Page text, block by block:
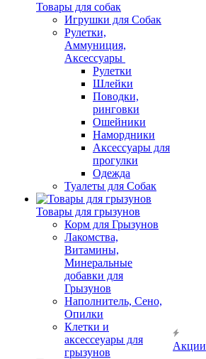
Товары для собак
Игрушки для Собак
Рулетки,
Аммуниция,
Аксессуары
Рулетки
Шлейки
Поводки,
ринговки
Ошейники
Намордники
Аксессуары для
прогулки
Одежда
Туалеты для Собак
Товары для грызунов
Корм для Грызунов
Лакомства,
Витамины,
Минеральные
добавки для
Грызунов
Наполнитель, Сено,
Опилки
Клетки и
аксессеуары для
грызунов
Акции